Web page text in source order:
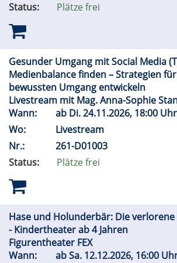
Status:
Plätze frei
Gesunder Umgang mit Social Media
Medienbalance finden – Strategien
bewussten Umgang entwickeln
Livestream mit Mag. Anna-Sophie
Wann:
ab Di.24.11.2026, 18:00 Uhr
Wo:
Livestream
Nr.:
261-D01003
Status:
Plätze frei
Hase und Holunderbär: Die
- Kindertheater ab 4 Jahren
Figurentheater FEX
Wann:
abSa. 12.12.2026, 16:00